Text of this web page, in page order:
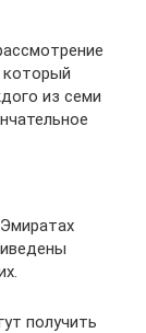
который
из семи
получить